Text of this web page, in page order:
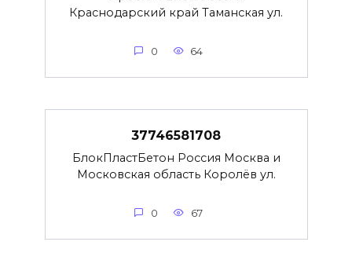
Краснодарский край Таманская ул.
0 64
37746581708
БлокПластБетон Россия Москва и
Московская область Королёв ул.
0 67